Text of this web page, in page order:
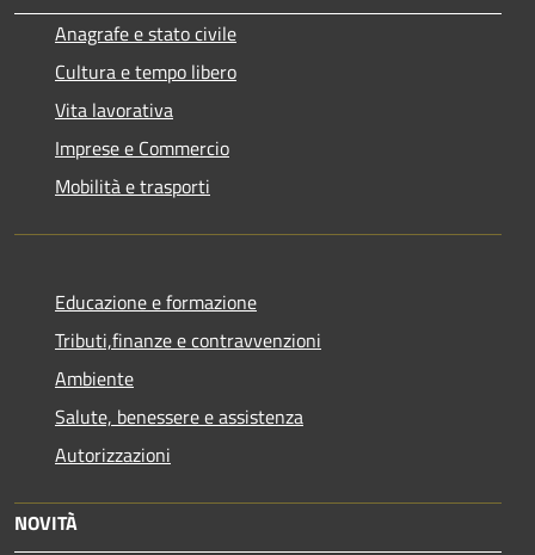
Anagrafe e stato civile
Cultura e tempo libero
Vita lavorativa
Imprese e Commercio
Mobilità e trasporti
Educazione e formazione
Tributi,finanze e contravvenzioni
Ambiente
Salute, benessere e assistenza
Autorizzazioni
NOVITÀ